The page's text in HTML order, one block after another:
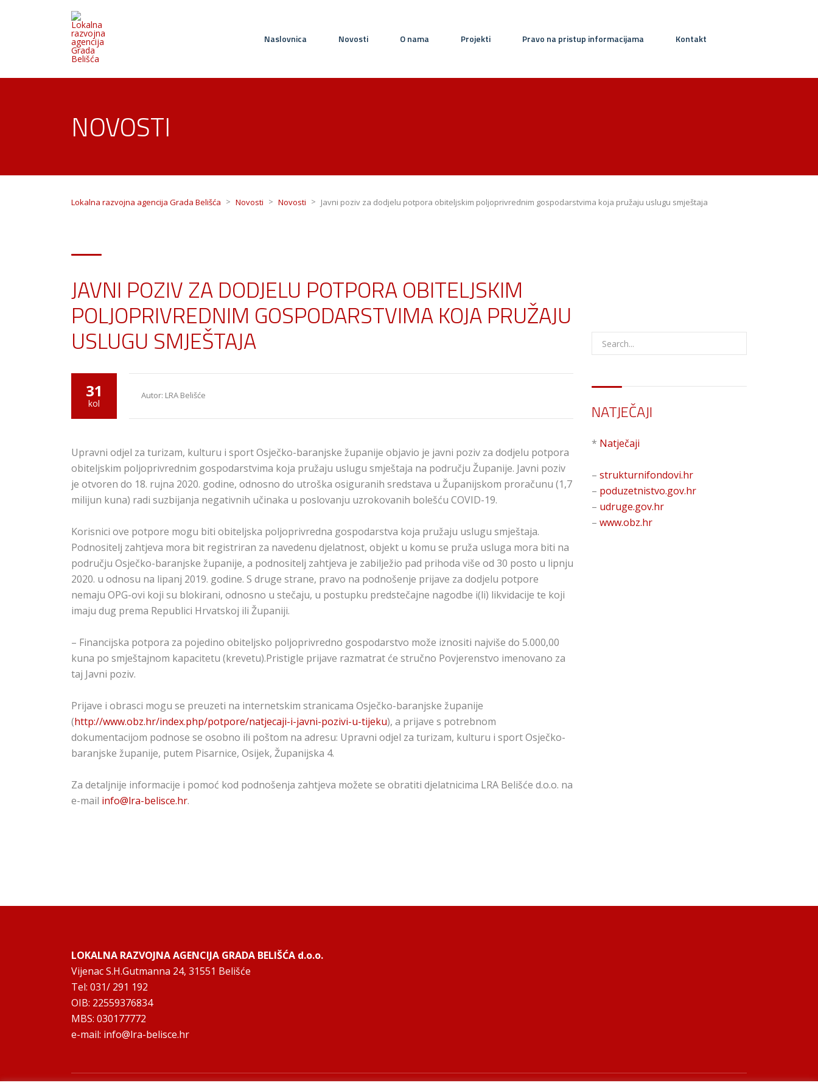
Naslovnica Novosti O nama Projekti Pravo na pristup informacijama Kontakt
NOVOSTI
Lokalna razvojna agencija Grada Belišća > Novosti > Novosti > Javni poziv za dodjelu potpora obiteljskim poljoprivrednim gospodarstvima koja pružaju uslugu smještaja
JAVNI POZIV ZA DODJELU POTPORA OBITELJSKIM
POLJOPRIVREDNIM GOSPODARSTVIMA KOJA PRUŽAJU
USLUGU SMJEŠTAJA
31
kol
Autor: LRA Belišće
Upravni odjel za turizam, kulturu i sport Osječko-baranjske županije objavio je javni poziv za dodjelu potpora
obiteljskim poljoprivrednim gospodarstvima koja pružaju uslugu smještaja na području Županije. Javni poziv
je otvoren do 18. rujna 2020. godine, odnosno do utroška osiguranih sredstava u Županijskom proračunu (1,7
milijun kuna) radi suzbijanja negativnih učinaka u poslovanju uzrokovanih bolešću COVID-19.
Korisnici ove potpore mogu biti obiteljska poljoprivredna gospodarstva koja pružaju uslugu smještaja.
Podnositelj zahtjeva mora bit registriran za navedenu djelatnost, objekt u komu se pruža usluga mora biti na
području Osječko-baranjske županije, a podnositelj zahtjeva je zabilježio pad prihoda više od 30 posto u lipnju
2020. u odnosu na lipanj 2019. godine. S druge strane, pravo na podnošenje prijave za dodjelu potpore
nemaju OPG-ovi koji su blokirani, odnosno u stečaju, u postupku predstečajne nagodbe i(li) likvidacije te koji
imaju dug prema Republici Hrvatskoj ili Županiji.
– Financijska potpora za pojedino obiteljsko poljoprivredno gospodarstvo može iznositi najviše do 5.000,00
kuna po smještajnom kapacitetu (krevetu).Pristigle prijave razmatrat će stručno Povjerenstvo imenovano za
taj Javni poziv.
Prijave i obrasci mogu se preuzeti na internetskim stranicama Osječko-baranjske županije
(http://www.obz.hr/index.php/potpore/natjecaji-i-javni-pozivi-u-tijeku), a prijave s potrebnom
dokumentacijom podnose se osobno ili poštom na adresu: Upravni odjel za turizam, kulturu i sport Osječko-
baranjske županije, putem Pisarnice, Osijek, Županijska 4.
Za detaljnije informacije i pomoć kod podnošenja zahtjeva možete se obratiti djelatnicima LRA Belišće d.o.o. na
e-mail info@lra-belisce.hr.
NATJEČAJI
* Natječaji
– strukturnifondovi.hr
– poduzetnistvo.gov.hr
– udruge.gov.hr
– www.obz.hr
LOKALNA RAZVOJNA AGENCIJA GRADA BELIŠĆA d.o.o.
Vijenac S.H.Gutmanna 24, 31551 Belišće
Tel: 031/ 291 192
OIB: 22559376834
MBS: 030177772
e-mail: info@lra-belisce.hr